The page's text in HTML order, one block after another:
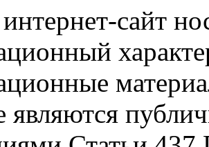
сайт
являются